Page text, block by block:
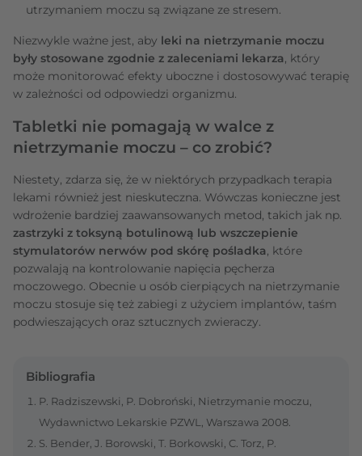
utrzymaniem moczu są związane ze stresem.
Niezwykle ważne jest, aby leki na nietrzymanie moczu
były stosowane zgodnie z zaleceniami lekarza, który
może monitorować efekty uboczne i dostosowywać terapię
w zależności od odpowiedzi organizmu.
Tabletki nie pomagają w walce z
nietrzymanie moczu – co zrobić?
Niestety, zdarza się, że w niektórych przypadkach terapia
lekami również jest nieskuteczna. Wówczas konieczne jest
wdrożenie bardziej zaawansowanych metod, takich jak np.
zastrzyki z toksyną botulinową lub wszczepienie
stymulatorów nerwów pod skórę pośladka, które
pozwalają na kontrolowanie napięcia pęcherza
moczowego. Obecnie u osób cierpiących na nietrzymanie
moczu stosuje się też zabiegi z użyciem implantów, taśm
podwieszających oraz sztucznych zwieraczy.
Bibliografia
P. Radziszewski, P. Dobroński, Nietrzymanie moczu,
Wydawnictwo Lekarskie PZWL, Warszawa 2008.
S. Bender, J. Borowski, T. Borkowski, C. Torz, P.